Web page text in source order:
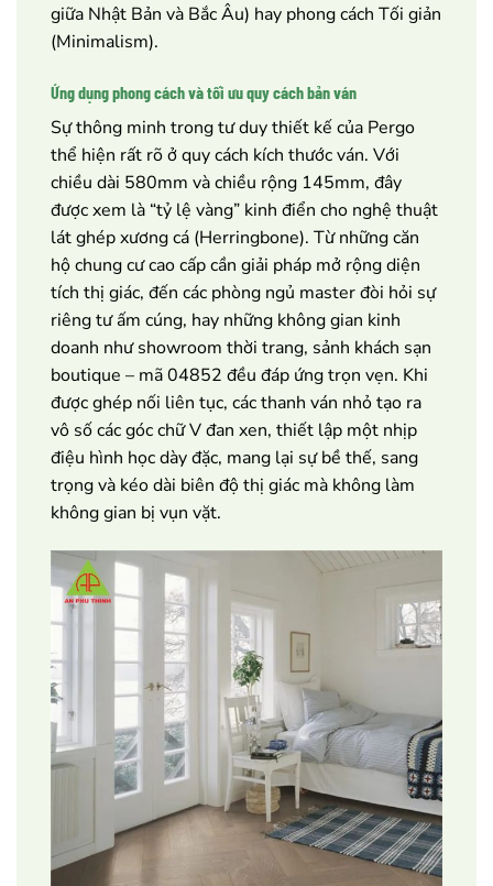
giữa Nhật Bản và Bắc Âu) hay phong cách Tối giản
(Minimalism).
Ứng dụng phong cách và tối ưu quy cách bản ván
Sự thông minh trong tư duy thiết kế của Pergo
thể hiện rất rõ ở quy cách kích thước ván. Với
chiều dài 580mm và chiều rộng 145mm, đây
được xem là “tỷ lệ vàng” kinh điển cho nghệ thuật
lát ghép xương cá (Herringbone). Từ những căn
hộ chung cư cao cấp cần giải pháp mở rộng diện
tích thị giác, đến các phòng ngủ master đòi hỏi sự
riêng tư ấm cúng, hay những không gian kinh
doanh như showroom thời trang, sảnh khách sạn
boutique – mã 04852 đều đáp ứng trọn vẹn. Khi
được ghép nối liên tục, các thanh ván nhỏ tạo ra
vô số các góc chữ V đan xen, thiết lập một nhịp
điệu hình học dày đặc, mang lại sự bề thế, sang
trọng và kéo dài biên độ thị giác mà không làm
không gian bị vụn vặt.